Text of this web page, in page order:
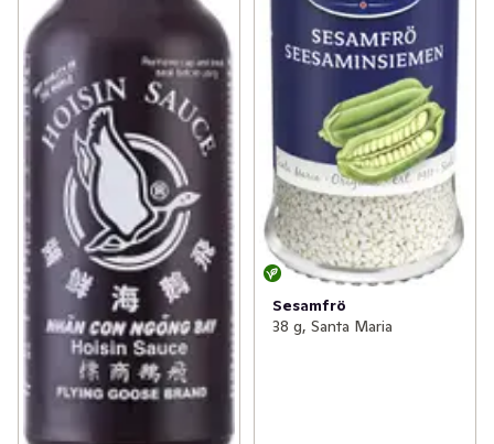
Sesamfrö
38 g, Santa Maria